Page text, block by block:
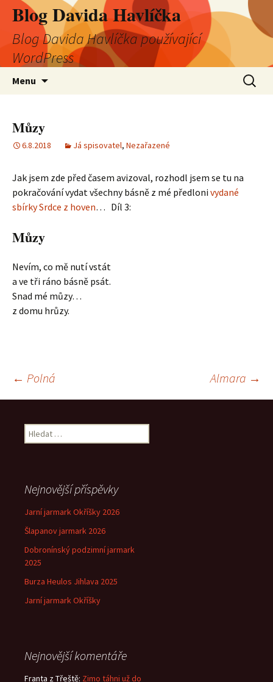
Blog Davida Havlíčka
Blog Davida Havlíčka používající
WordPress
Menu
Můzy
6.8.2018 Já spisovatel, Nezařazené
Jak jsem zde před časem avizoval, rozhodl jsem se tu na
pokračování vydat všechny básně z mé předloni vydané
sbírky Srdce z hoven… Díl 3:
Můzy
Nevím, co mě nutí vstát
a ve tři ráno básně psát.
Snad mé můzy…
z domu hrůzy.
Navigace
pro
← Polná Almara →
Vyhledávání
Nejnovější příspěvky
Jarní jarmark Okříšky 2026
Šlapanov jarmark 2026
Dobronínský podzimní jarmark
2025
Burza Heulos Jihlava 2025
Jarní jarmark Okříšky
Nejnovější komentáře
Franta z Třeště: Zimo táhni už do